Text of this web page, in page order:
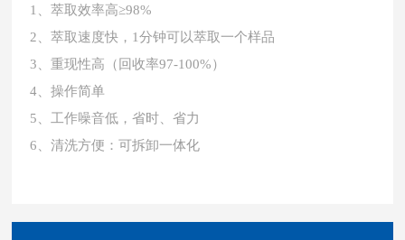
1、萃取效率高≥98%
2、萃取速度快，1分钟可以萃取一个样品
3、重现性高（回收率97-100%）
4、操作简单
5、工作噪音低，省时、省力
6、清洗方便：可拆卸一体化